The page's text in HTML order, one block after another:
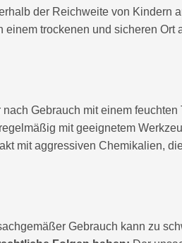
der Reichweite von Kindern
einem trockenen und sicheren
Gebrauch mit einem
mit geeignetem
mit aggressiven Chemikalien,
Gebrauch kann zu